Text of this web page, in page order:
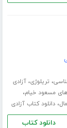
، تریلوژی،آزادی
های مسعود خیام،
،دانلود کتاب آزادی
دانلود کتاب